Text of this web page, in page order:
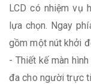
LCD có nhiệm vụ
lựa chọn. Ngay
gồm một nút khởi
- Thiết kế màn
đa cho người trực